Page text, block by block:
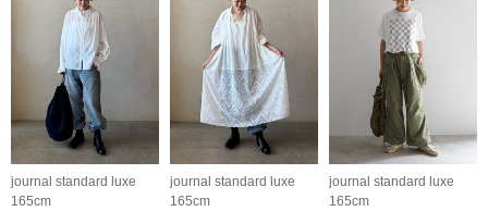
journal standard luxe
165cm
journal standard luxe
165cm
journal standard luxe
165cm